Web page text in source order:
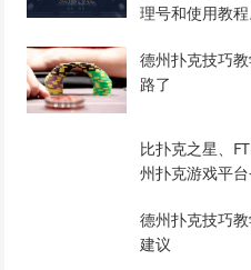
理号和使用教程
德州扑克技巧
路了
比扑克之星、
州扑克游戏平
德州扑克技巧
建议